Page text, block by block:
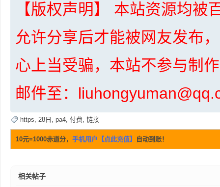
【版权声明】 本站资源均
允许分享后才能被网友发布
心上当受骗，本站不参与制
邮件至：
https, 28日 , pa4, 付费, 链接
10元=1000赤道分， 手机用户【点此充值】 自动到账！
相关帖子